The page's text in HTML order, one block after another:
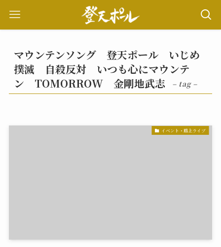
マウンテンソング 登天ポール いじめ
撲滅 自殺反対 いつも心にマウンテ
ン TOMORROW 金剛地武志
– tag –
イベント・路上ライブ